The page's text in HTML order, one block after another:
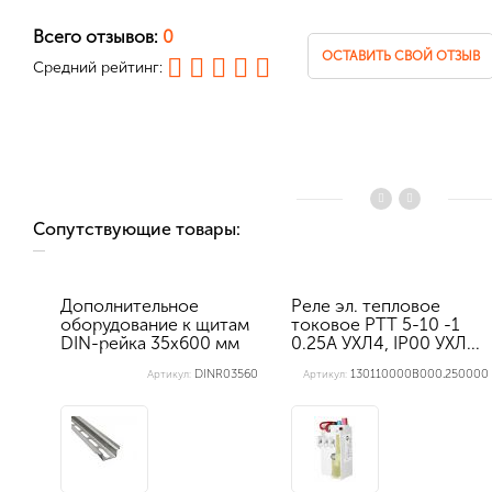
Всего отзывов: 0
Средний рейтинг:
ОСТАВИТЬ СВОЙ ОТЗЫВ
Сопутствующие товары:
Дополнительное
оборудование к щитам
DIN-рейка 35х600 мм
Артикул: DINR03560
Реле эл. тепловое
токовое РТТ 5-10 -1
0.25А УХЛ4, IP00 УХЛ...
Артикул: 130110000В000.250000